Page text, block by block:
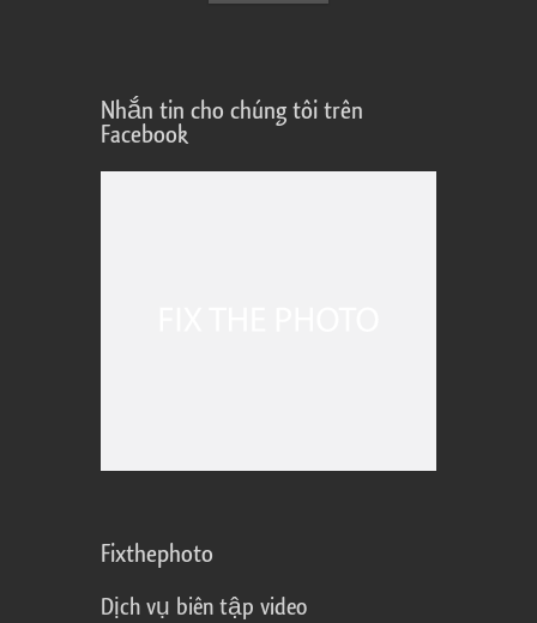
Nhắn tin cho chúng tôi trên
Facebook
Fixthephoto
Dịch vụ biên tập video